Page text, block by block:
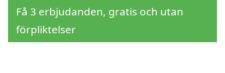
Få 3 erbjudanden, gratis och utan
förpliktelser